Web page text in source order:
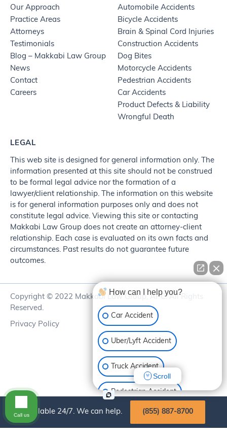
Available 24/7. We can help. (855) 887-8700
Our Approach
Practice Areas
Attorneys
Testimonials
Blog – Makkabi Law Group
News
Contact
Careers
Automobile Accidents
Bicycle Accidents
Brain & Spinal Cord Injuries
Construction Accidents
Dog Bites
Motorcycle Accidents
Pedestrian Accidents
Car Accidents
Product Defects & Liability
Wrongful Death
LEGAL
This web site is designed for general information only. The
information presented at this site should not be construed
to be formal legal advice nor the formation of a
lawyer/client relationship. The information on this website
is for general information purposes only and does not
constitute legal advice. Viewing this site or contacting
Makkabi Law Group does not create an attorney-client
relationship. Each case is evaluated on its own facts and
circumstances. Past results do not guarantee future
outcomes.
Copyright © 2022 Makkabi Law Group, APC. All Rights
Reserved.
Privacy Policy
How can I help you?
Car Accident
Uber/Lyft Accident
Truck Accident
Pedestrian Accident
Motorcycle Accident
Scroll
Call us